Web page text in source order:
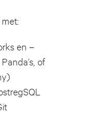
en –
of